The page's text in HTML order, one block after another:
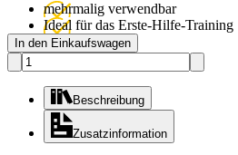
mehrmalig verwendbar
Ideal für das Erste-Hilfe-Training
In den Einkaufswagen
Beschreibung
Zusatzinformation